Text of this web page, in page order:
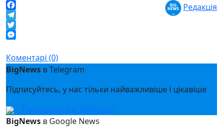
Facebook
Telegram
Twitter
Редакція
Коментарі (0)
BigNews в Telegram
Підписуйтесь, у нас тільки найважливіше і цікавіше
Підписатися в Telegram
BigNews в Google News